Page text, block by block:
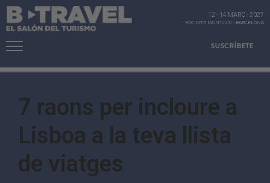
SUSCRÍBETE
12 - 14 MARÇ-2027
RECINTE MONTJUÏC - BARCELONA
7 raons per incloure a
Lisboa a la teva llista
de viatges